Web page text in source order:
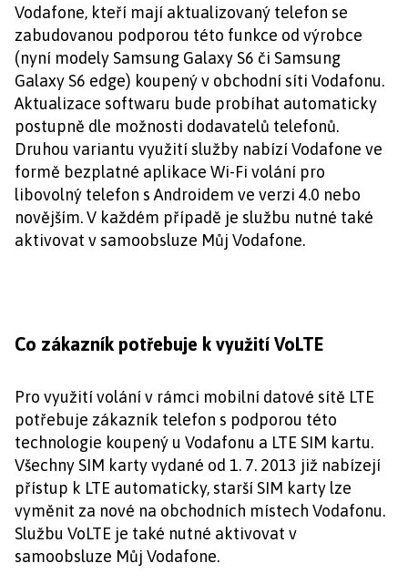
Vodafone, kteří mají aktualizovaný telefon se
zabudovanou podporou této funkce od výrobce
(nyní modely Samsung Galaxy S6 či Samsung
Galaxy S6 edge) koupený v obchodní síti Vodafonu.
Aktualizace softwaru bude probíhat automaticky
postupně dle možnosti dodavatelů telefonů.
Druhou variantu využití služby nabízí Vodafone ve
formě bezplatné aplikace Wi-Fi volání pro
libovolný telefon s Androidem ve verzi 4.0 nebo
novějším. V každém případě je službu nutné také
aktivovat v samoobsluze Můj Vodafone.
Co zákazník potřebuje k využití VoLTE
Pro využití volání v rámci mobilní datové sítě LTE
potřebuje zákazník telefon s podporou této
technologie koupený u Vodafonu a LTE SIM kartu.
Všechny SIM karty vydané od 1. 7. 2013 již nabízejí
přístup k LTE automaticky, starší SIM karty lze
vyměnit za nové na obchodních místech Vodafonu.
Službu VoLTE je také nutné aktivovat v
samoobsluze Můj Vodafone.